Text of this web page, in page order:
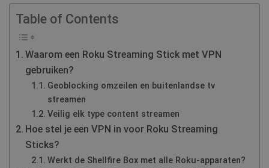
Table of Contents
Waarom een Roku Streaming Stick met VPN
gebruiken?
Geoblocking omzeilen en buitenlandse tv
streamen
Veilig elk type content streamen
Hoe stel je een VPN in voor Roku Streaming
Sticks?
Werkt de Shellfire Box met alle Roku-apparaten?